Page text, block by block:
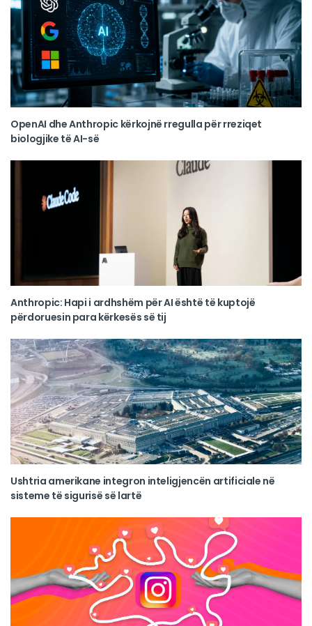
OpenAI dhe Anthropic kërkojnë rregulla për rreziqet
biologjike të AI-së
Anthropic: Hapi i ardhshëm për AI është të kuptojë
përdoruesin para kërkesës së tij
Ushtria amerikane integron inteligjencën artificiale në
sisteme të sigurisë së lartë